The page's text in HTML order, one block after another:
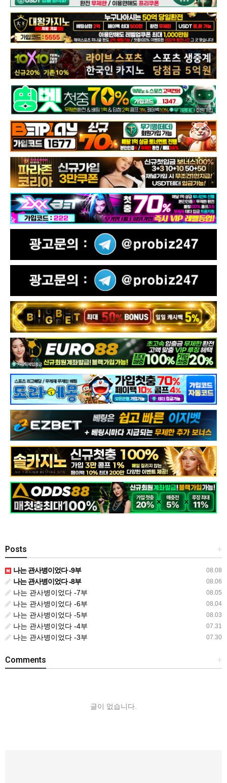
+
Posts
08.08
나는 관사병이었다 -9부
08.06
나는 관사병이었다 -8부
08.05
나는 관사병이었다 -7부
08.04
나는 관사병이었다 -6부
08.03
나는 관사병이었다 -5부
07.31
나는 관사병이었다 -4부
07.30
나는 관사병이었다 -3부
+
Comments
글이 없습니다.